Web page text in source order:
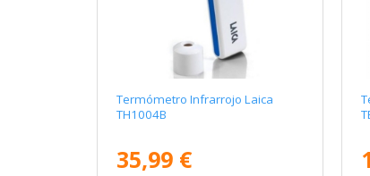
Termómetro Infrarrojo Laica
TH1004B
35,99 €